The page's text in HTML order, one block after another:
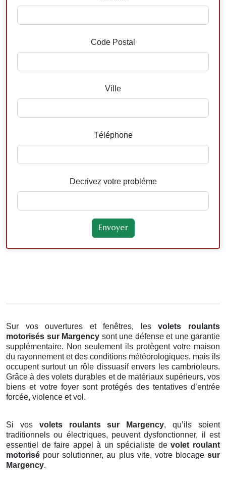
Code Postal
Ville
Téléphone
Decrivez votre probléme
Sur vos ouvertures et fenêtres, lesvolets roulants
motorisés sur Margency sont une défense et une garantie
supplémentaire. Non seulement ils protègent votre maison
du rayonnement et des conditions météorologiques, mais ils
occupent surtout un rôle dissuasif envers les cambrioleurs.
Grâce à des volets durables et de matériaux supérieurs, vos
biens et votre foyer sont protégés des tentatives d’entrée
forcée, violence et vol.
Si vos volets roulants sur Margency, qu’ils soient
traditionnels ou électriques, peuvent dysfonctionner, il est
essentiel de faire appel à un spécialiste devolet roulant
motorisé pour solutionner, au plus vite, votre blocage sur
Margency.